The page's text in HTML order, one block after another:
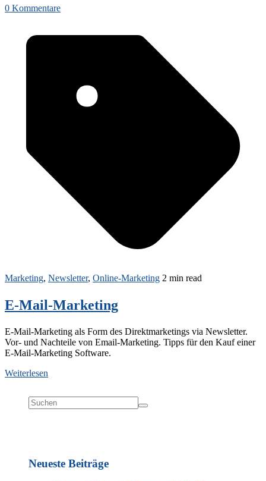
0 Kommentare
Marketing, Newsletter, Online-Marketing 2 min read
E-Mail-Marketing
E-Mail-Marketing als Form des Direktmarketings via Newsletter.
Vor- und Nachteile von Email-Marketing. Tipps für den Kauf einer
E-Mail-Marketing Software.
Weiterlesen
Neueste Beiträge